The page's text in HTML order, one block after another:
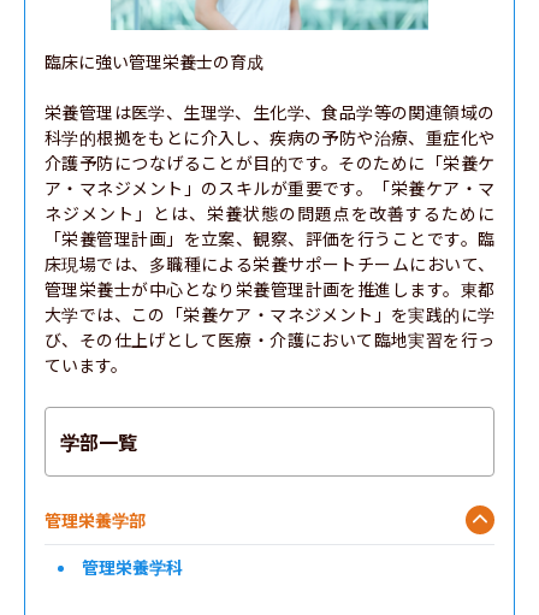
臨床に強い管理栄養士の育成
栄養管理は医学、生理学、生化学、食品学等の関連領域の
科学的根拠をもとに介入し、疾病の予防や治療、重症化や
介護予防につなげることが目的です。そのために「栄養ケ
ア・マネジメント」のスキルが重要です。「栄養ケア・マ
ネジメント」とは、栄養状態の問題点を改善するために
「栄養管理計画」を立案、観察、評価を行うことです。臨
床現場では、多職種による栄養サポートチームにおいて、
管理栄養士が中心となり栄養管理計画を推進します。東都
大学では、この「栄養ケア・マネジメント」を実践的に学
び、その仕上げとして医療・介護において臨地実習を行っ
ています。
学部一覧
管理栄養学部
管理栄養学科